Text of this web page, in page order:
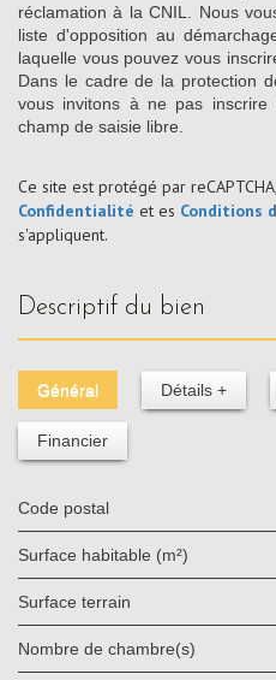
réclamation à la CNIL. Nous
liste d'opposition au
laquelle vous pouvez vous
Dans le cadre de la protection
vous invitons à ne pas inscrire
champ de saisie libre.
Ce site est protégé par
Confidentialité et es Conditions
s'appliquent.
descriptif du bien
Général Détails +
Financier
Code postal
Surface habitable (m²)
surface terrain
Nombre de chambre(s)